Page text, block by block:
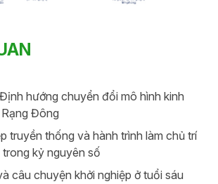
hướng chuyển đổi mô hình kinh
Đông
truyền thống và hành trình làm chủ trí
kỷ nguyên số
câu chuyện khởi nghiệp ở tuổi sáu